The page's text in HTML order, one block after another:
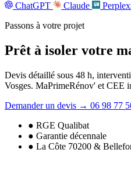
ChatGPT
Claude
Passons à votre projet
Prêt à isoler votre
Devis détaillé sous 48 h,
Vosges. MaPrimeRénov' et CEE
Demander un devis → 06 98 77
● RGE Qualibat
● Garantie décennale
● La Côte 70200 &